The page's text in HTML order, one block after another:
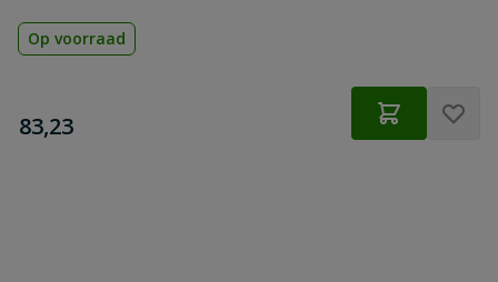
Op voorraad
€
83,23